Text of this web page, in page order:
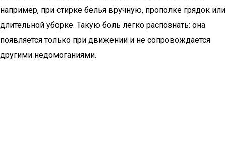
например, при стирке белья вручную, прополке грядок или
длительной уборке. Такую боль легко распознать: она
появляется только при движении и не сопровождается
другими недомоганиями.